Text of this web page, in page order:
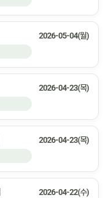
2026-05-04(월)
2026-04-23(목)
2026-04-23(목)
2026-04-22(수)